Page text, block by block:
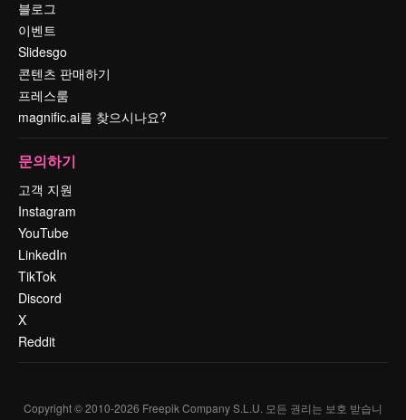
블로그
이벤트
Slidesgo
콘텐츠 판매하기
프레스룸
magnific.ai를 찾으시나요?
문의하기
고객 지원
Instagram
YouTube
LinkedIn
TikTok
Discord
X
Reddit
Copyright © 2010-2026 Freepik Company S.L.U. 모든 권리는 보호 받습니